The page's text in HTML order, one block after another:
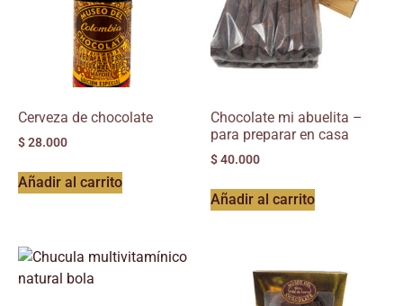
Cerveza de chocolate
$28.000
Añadir al carrito
Chocolate mi abuelita –
para preparar en casa
$40.000
Añadir al carrito